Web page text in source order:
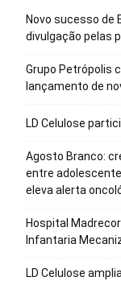
Novo sucesso de
divulgação pelas
Grupo Petrópolis
lançamento de
LD Celulose
Agosto Branco:
entre
eleva alerta
Hospital
Infantaria
LD Celulose